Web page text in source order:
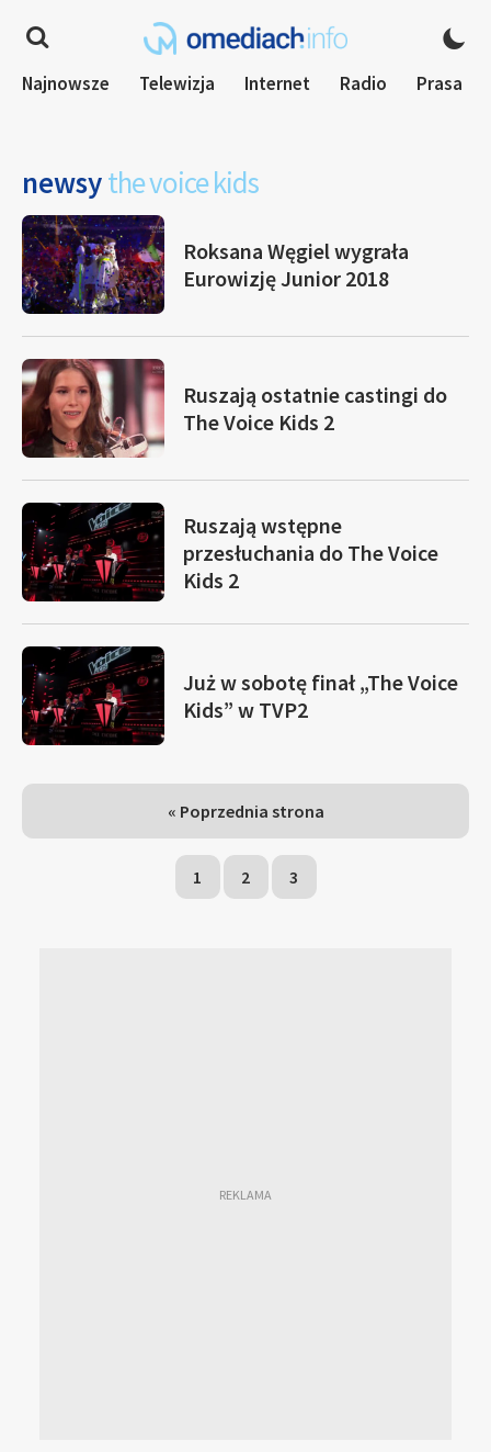
Najnowsze Telewizja Internet Radio Prasa
newsythe voice kids
Roksana Węgiel wygrała
Eurowizję Junior 2018
Ruszają ostatnie castingi do
The Voice Kids 2
Ruszają wstępne
przesłuchania do The Voice
Kids 2
Już w sobotę finał „The Voice
Kids” w TVP2
« Poprzednia strona
1 2 3